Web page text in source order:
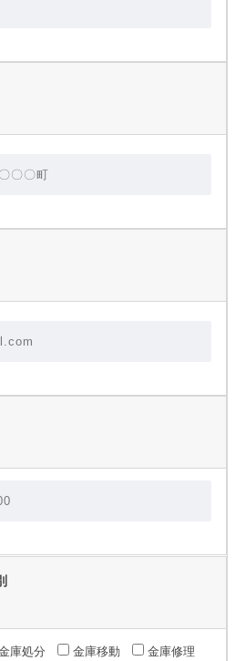
庫処分 金庫移動 金庫修理